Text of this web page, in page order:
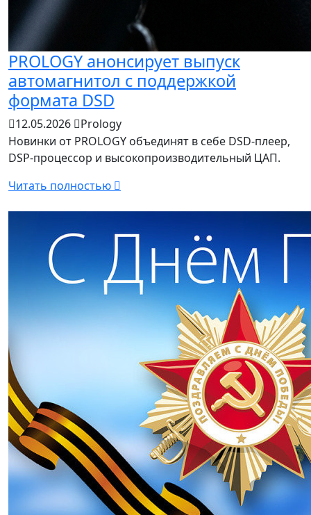
PROLOGY анонсирует выпуск
автомагнитол с поддержкой
формата DSD
12.05.2026
Prology
Новинки от PROLOGY объединят в себе DSD-плеер,
DSP-процессор и высокопроизводительный ЦАП.
Читать полностью